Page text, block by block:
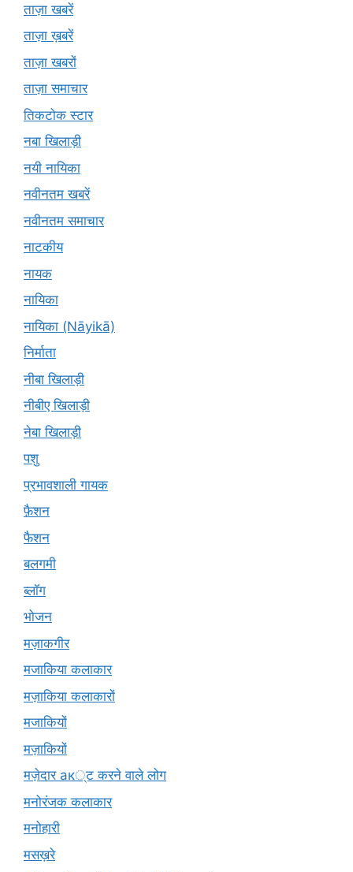
ताज़ा खबरें
ताज़ा ख़बरें
ताज़ा खबरों
ताज़ा समाचार
तिकटोक स्टार
नबा खिलाड़ी
नयी नायिका
नवीनतम खबरें
नवीनतम समाचार
नाटकीय
नायक
नायिका
नायिका (Nāyikā)
निर्माता
नीबा खिलाड़ी
नीबीए खिलाड़ी
नेबा खिलाड़ी
पशु
प्रभावशाली गायक
फ़ैशन
फैशन
बलगमी
ब्लॉग
भोजन
मज़ाकगीर
मजाकिया कलाकार
मज़ाकिया कलाकारों
मजाकियों
मज़ाकियों
मज़ेदार ак्ट करने वाले लोग
मनोरंजक कलाकार
मनोहारी
मसख़रे